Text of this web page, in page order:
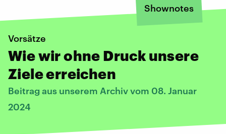
Shownotes
Vorsätze
Wie wir ohne Druck unsere
Ziele erreichen
Beitrag aus unserem Archiv vom 08. Januar
2024